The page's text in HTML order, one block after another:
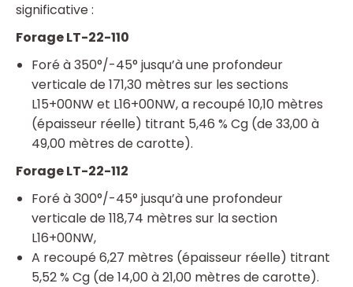
significative :
Forage LT-22-110
Foré à 350°/-45° jusqu’à une profondeur
verticale de 171,30 mètres sur les sections
L15+00NW et L16+00NW, a recoupé 10,10 mètres
(épaisseur réelle) titrant 5,46 % Cg (de 33,00 à
49,00 mètres de carotte).
Forage LT-22-112
Foré à 300°/-45° jusqu’à une profondeur
verticale de 118,74 mètres sur la section
L16+00NW,
A recoupé 6,27 mètres (épaisseur réelle) titrant
5,52 % Cg (de 14,00 à 21,00 mètres de carotte).